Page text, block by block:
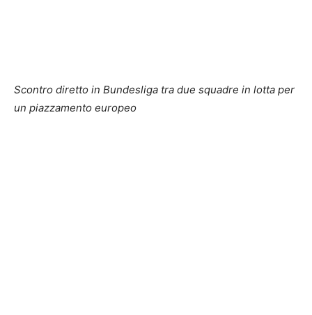
Scontro diretto in Bundesliga tra due squadre in lotta per
un piazzamento europeo